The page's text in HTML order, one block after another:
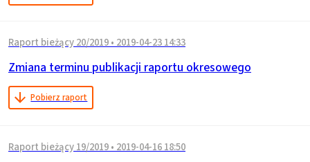
Raport bieżący 20/2019 • 2019-04-23 14:33
Zmiana terminu publikacji raportu okresowego
Pobierz raport
Raport bieżący 19/2019 • 2019-04-16 18:50